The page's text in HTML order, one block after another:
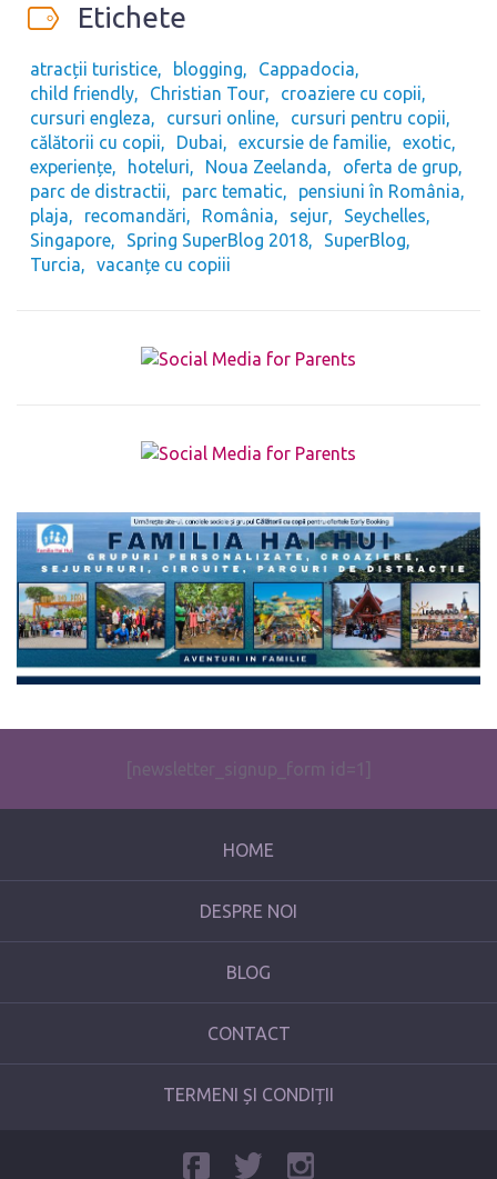
Etichete
atracții turistice blogging
Cappadocia
child friendly
Christian Tour
croaziere cu copii
cursuri engleza
cursuri online
cursuri pentru copii
călătorii cu copii
Dubai excursie de familie
exotic
experiențe
hoteluri Noua Zeelanda
oferta de grup
parc de distractii
parc tematic
pensiuni în România
plaja
recomandări România sejur
Seychelles
Singapore
Spring SuperBlog 2018
SuperBlog
Turcia
vacanțe cu copiii
The form you have selected does not exist.
[newsletter_signup_form id=1]
HOME
DESPRE NOI
BLOG
CONTACT
TERMENI ȘI CONDIȚII